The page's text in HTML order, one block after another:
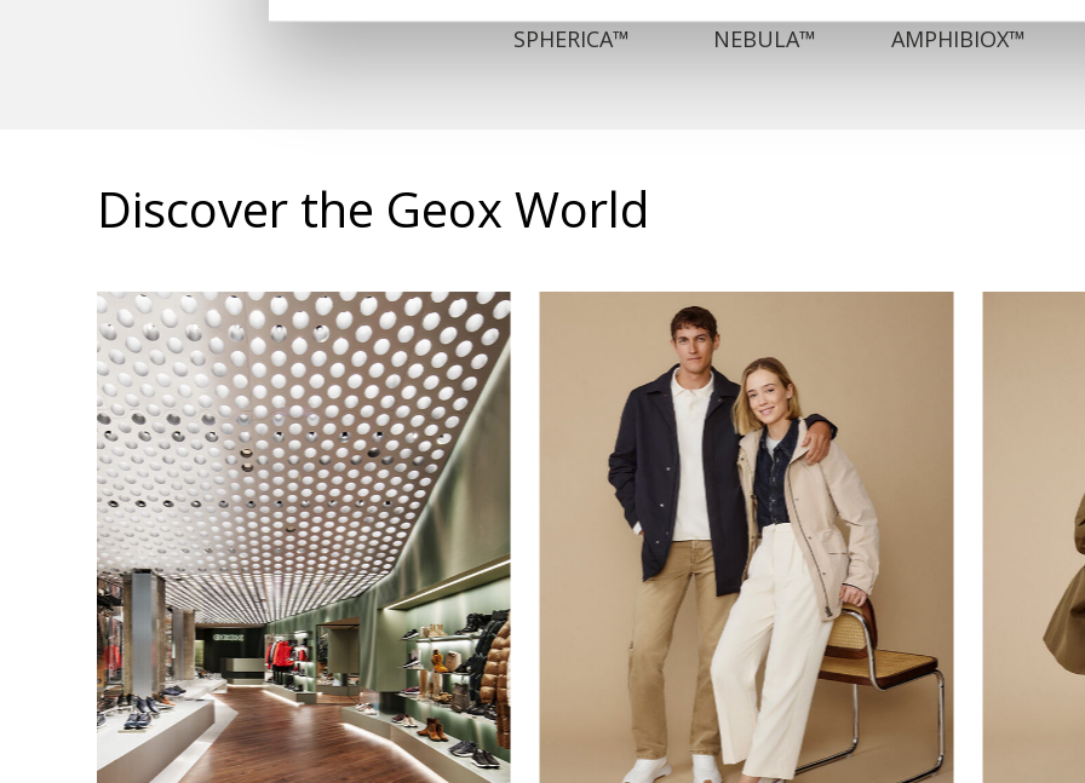
SPHERICA™ NEBULA™ AMPHIBIOX™
Discover the Geox World